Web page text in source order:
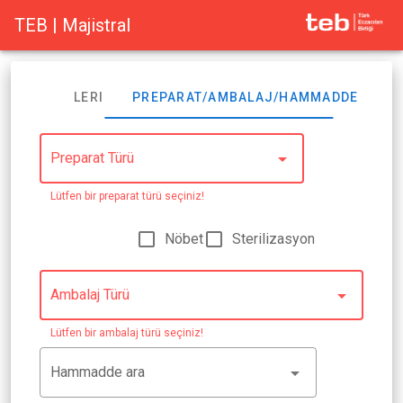
TEB | Majistral
BILGILERI PREPARAT/AMBALAJ/HAMMADDE
Preparat Türü
Lütfen bir preparat türü seçiniz!
Nöbet Sterilizasyon
Ambalaj Türü
Lütfen bir ambalaj türü seçiniz!
Hammadde ara